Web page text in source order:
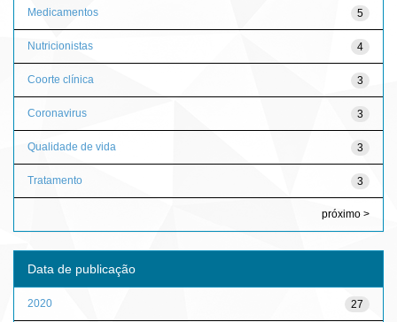
5
Medicamentos
4
Nutricionistas
3
Coorte clínica
3
Coronavirus
3
Qualidade de vida
3
Tratamento
próximo >
Data de publicação
27
2020